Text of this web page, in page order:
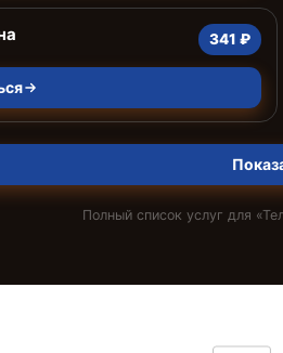
341 ₽
Полный список услуг для «